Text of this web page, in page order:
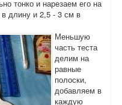
тонко и нарезаем его на
длину и 2,5 - 3 см в
Меньшую
часть теста
делим на
равные
полоски,
добавляем в
каждую